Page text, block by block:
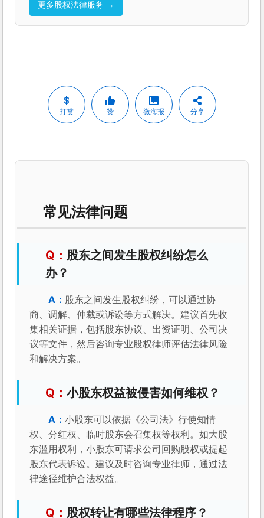
更多股权法律服务 →
打赏 赞 微海报 分享
常见法律问题
股东之间发生股权纠纷怎么
办？
股东之间发生股权纠纷，可以通过协
商、调解、仲裁或诉讼等方式解决。建议首先收
集相关证据，包括股东协议、出资证明、公司决
议等文件，然后咨询专业股权律师评估法律风险
和解决方案。
小股东权益被侵害如何维权？
小股东可以依据《公司法》行使知情
权、分红权、临时股东会召集权等权利。如大股
东滥用权利，小股东可请求公司回购股权或提起
股东代表诉讼。建议及时咨询专业律师，通过法
律途径维护合法权益。
股权转让有哪些法律程序？